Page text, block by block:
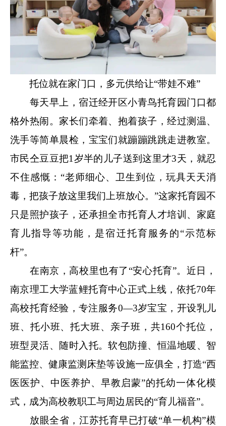
托位就在家门口，多元供给让“带娃不难”
每天早上，宿迁经开区小青鸟托育园门口都
格外热闹。家长们牵着、抱着孩子，经过测温、
洗手等简单晨检，宝宝们就蹦蹦跳跳走进教室。
市民仝豆豆把1岁半的儿子送到这里才3天，就忍
不住感慨：“老师细心、卫生到位，玩具天天消
毒，把孩子放这里我们上班放心。”这家托育园不
只是照护孩子，还承担全市托育人才培训、家庭
育儿指导等功能，是宿迁托育服务的“示范标
杆”。
在南京，高校里也有了“安心托育”。近日，
南京理工大学蓝鲤托育中心正式上线，依托70年
高校托育经验，专注服务0—3岁宝宝，开设乳儿
班、托小班、托大班、亲子班，共160个托位，
班型灵活、随时入托。软包防撞、恒温地暖、智
能监控、健康监测床垫等设施一应俱全，打造“西
医医护、中医养护、早教启蒙”的托幼一体化模
式，成为高校教职工与周边居民的“育儿福音”。
放眼全省，江苏托育早已打破“单一机构”模